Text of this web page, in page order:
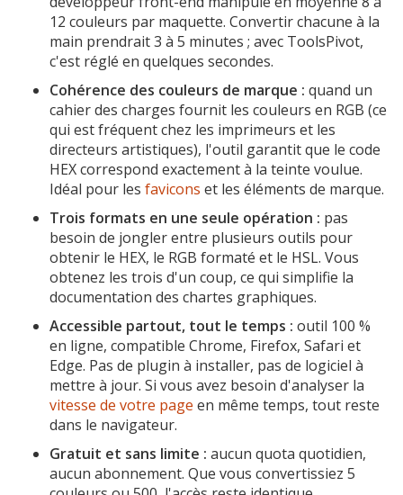
12 couleurs par maquette. Convertir chacune à la
main prendrait 3 à 5 minutes ; avec ToolsPivot,
c'est réglé en quelques secondes.
Cohérence des couleurs de marque : quand un
cahier des charges fournit les couleurs en RGB (ce
qui est fréquent chez les imprimeurs et les
directeurs artistiques), l'outil garantit que le code
HEX correspond exactement à la teinte voulue.
Idéal pour les favicons et les éléments de marque.
Trois formats en une seule opération : pas
besoin de jongler entre plusieurs outils pour
obtenir le HEX, le RGB formaté et le HSL. Vous
obtenez les trois d'un coup, ce qui simplifie la
documentation des chartes graphiques.
Accessible partout, tout le temps : outil 100 %
en ligne, compatible Chrome, Firefox, Safari et
Edge. Pas de plugin à installer, pas de logiciel à
mettre à jour. Si vous avez besoin d'analyser la
vitesse de votre page en même temps, tout reste
dans le navigateur.
Gratuit et sans limite : aucun quota quotidien,
aucun abonnement. Que vous convertissiez 5